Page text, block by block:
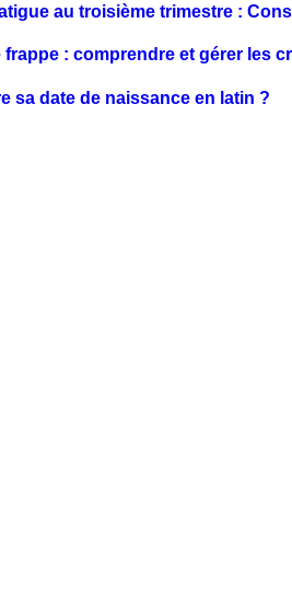
au troisième trimestre :
frappe : comprendre et gérer les
sa date de naissance en latin ?